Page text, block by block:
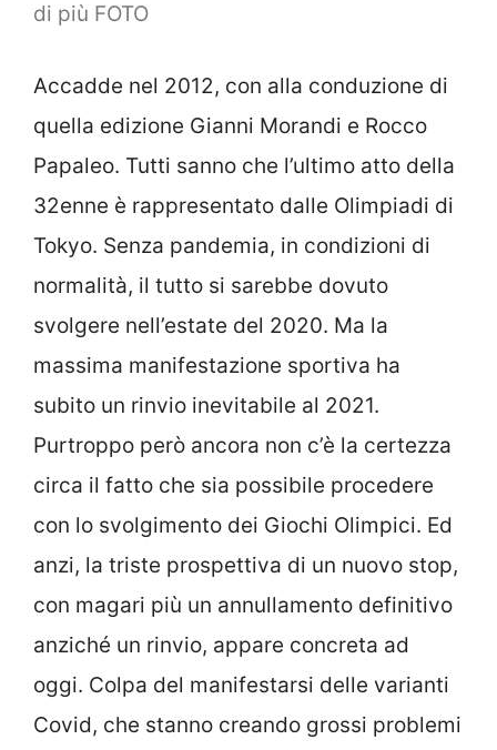
di più FOTO
Accadde nel 2012, con alla conduzione di
quella edizione Gianni Morandi e Rocco
Papaleo. Tutti sanno che l’ultimo atto della
32enne è rappresentato dalle Olimpiadi di
Tokyo. Senza pandemia, in condizioni di
normalità, il tutto si sarebbe dovuto
svolgere nell’estate del 2020. Ma la
massima manifestazione sportiva ha
subito un rinvio inevitabile al 2021.
Purtroppo però ancora non c’è la certezza
circa il fatto che sia possibile procedere
con lo svolgimento dei Giochi Olimpici. Ed
anzi, la triste prospettiva di un nuovo stop,
con magari più un annullamento definitivo
anziché un rinvio, appare concreta ad
oggi. Colpa del manifestarsi delle varianti
Covid, che stanno creando grossi problemi